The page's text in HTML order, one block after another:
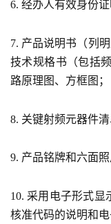
6. 经办人有效身份证
7. 产品说明书（列
技术规格书（包括
路原理图、方框图；
8. 关键射频元器件清
9. 产品铭牌和六面照
10. 采用电子形式显
核准代码的说明和电